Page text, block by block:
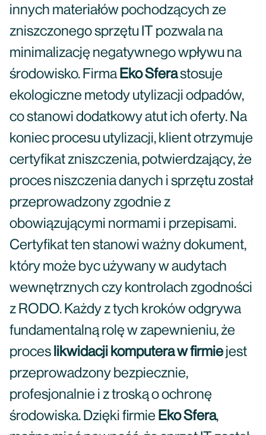
innych materiałów pochodzących ze
zniszczonego sprzętu IT pozwala na
minimalizację negatywnego wpływu na
środowisko. Firma Eko Sferastosuje
ekologiczne metody utylizacji odpadów,
co stanowi dodatkowy atut ich oferty. Na
koniec procesu utylizacji, klient otrzymuje
certyfikat zniszczenia, potwierdzający, że
proces niszczenia danych i sprzętu został
przeprowadzony zgodnie z
obowiązującymi normami i przepisami.
Certyfikat ten stanowi ważny dokument,
który może byc używany w audytach
wewnętrznych czy kontrolach zgodności
z RODO. Każdy z tych kroków odgrywa
fundamentalną rolę w zapewnieniu, że
proces likwidacji komputera w firmiejest
przeprowadzony bezpiecznie,
profesjonalnie i z troską o ochronę
środowiska. Dzięki firmie Eko Sfera,